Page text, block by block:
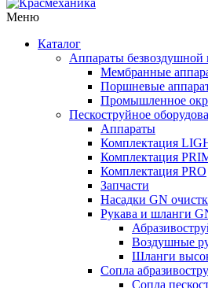
Меню
Каталог
Аппараты безвоздушной
Мембранные
Поршневые
Промышленное
Пескоструйное
Аппараты
Комплектация
Комплектация
Комплектация PRO
Запчасти
Насадки GN
Рукава и шланги
Воздушные
Шланги
Сопла
Сопла